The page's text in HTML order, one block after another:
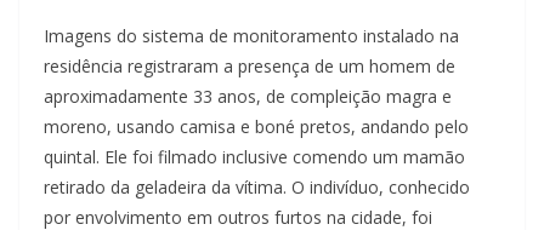
Imagens do sistema de monitoramento instalado na
residência registraram a presença de um homem de
aproximadamente 33 anos, de compleição magra e
moreno, usando camisa e boné pretos, andando pelo
quintal. Ele foi filmado inclusive comendo um mamão
retirado da geladeira da vítima. O indivíduo, conhecido
por envolvimento em outros furtos na cidade, foi